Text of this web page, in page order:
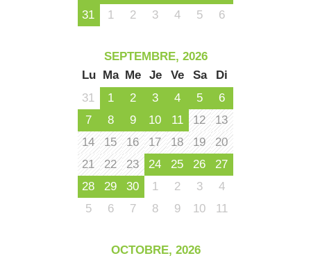
31
1 2 3 4 5 6
SEPTEMBRE, 2026
Lu
Ma Me Je Ve Sa
Di
31
1 2 3 4 5
6
7
8 9 10 11 12
13
14
15 16 17 18 19
20
21
22 23 24 25 26
27
28
29 30 1 2 3
4
5
6 7 8 9 10 11
OCTOBRE, 2026